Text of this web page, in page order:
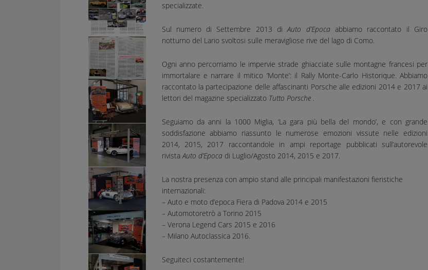
specializzate.
Sul numero di Settembre 2013 diAuto d’Epocaabbiamo raccontato il Giro
notturno del Lario svoltosi sulle meravigliose rive del lago di Como.
Ogni anno percorriamo le impervie strade ghiacciate sulle montagne francesi per
immortalare e narrare il mitico ‘Monte’: il Rally Monte-Carlo Historique. Abbiamo
raccontato la partecipazione delle affascinanti Porsche alle edizioni 2014 e 2017 ai
lettori del magazine specializzato Tutto Porsche .
Seguiamo da anni la 1000 Miglia, ‘La gara più bella del mondo’, e con grande
soddisfazione abbiamo riassunto le numerose emozioni vissute nelle edizioni
2014, 2015, 2017 raccontandole in ampi reportage pubblicati sull’autorevole
rivistaAuto d’Epocadi Luglio/Agosto 2014, 2015 e 2017.
La nostra presenza con ampio stand alle principali manifestazioni fieristiche
internazionali:
– Auto e moto d’epoca Fiera di Padova 2014 e 2015
– Automotoretrò a Torino 2015
– Verona Legend Cars 2015 e 2016
– Milano Autoclassica 2016.
Seguiteci costantemente!